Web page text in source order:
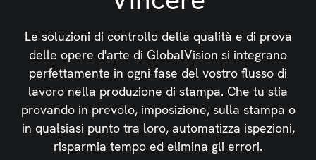
Le soluzioni di controllo della qualità e di prova
delle opere d'arte di GlobalVision si integrano
perfettamente in ogni fase del vostro flusso di
lavoro nella produzione di stampa. Che tu stia
provando in prevolo, imposizione, sulla stampa o
in qualsiasi punto tra loro, automatizza ispezioni,
risparmia tempo ed elimina gli errori.